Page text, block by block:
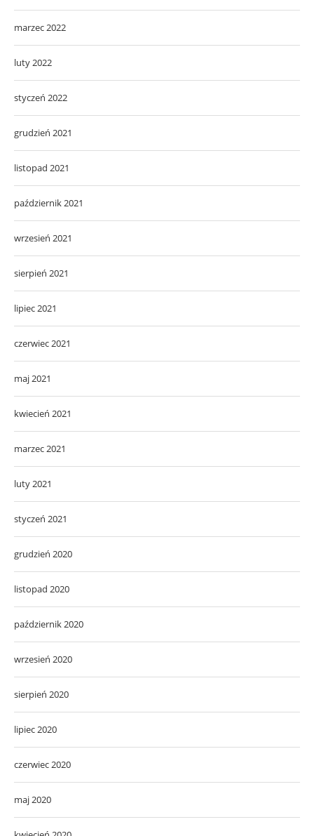
marzec 2022
luty 2022
styczeń 2022
grudzień 2021
listopad 2021
październik 2021
wrzesień 2021
sierpień 2021
lipiec 2021
czerwiec 2021
maj 2021
kwiecień 2021
marzec 2021
luty 2021
styczeń 2021
grudzień 2020
listopad 2020
październik 2020
wrzesień 2020
sierpień 2020
lipiec 2020
czerwiec 2020
maj 2020